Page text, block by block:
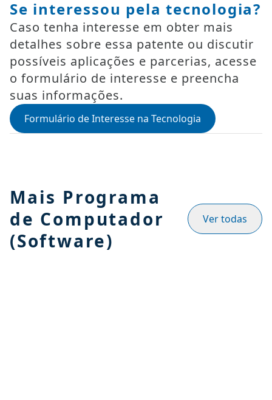
Se interessou pela tecnologia?
Caso tenha interesse em obter mais
detalhes sobre essa patente ou discutir
possíveis aplicações e parcerias, acesse
o formulário de interesse e preencha
suas informações.
Formulário de Interesse na Tecnologia
Mais Programa
de Computador
(Software)
Ver todas